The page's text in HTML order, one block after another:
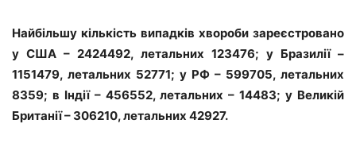
Найбільшу кількість випадків хвороби зареєстровано
у США – 2424492, летальних 123476; у Бразилії –
1151479, летальних 52771; у РФ – 599705, летальних
8359; в Індії – 456552, летальних – 14483; у Великій
Британії – 306210, летальних 42927.